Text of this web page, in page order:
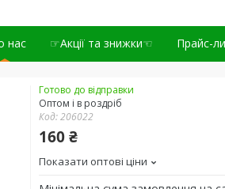
нас ☞Акції та знижки☜ Прайс-
Готово до відправки
Оптом і в роздріб
Код:206022
160 ₴
Показати оптові ціни